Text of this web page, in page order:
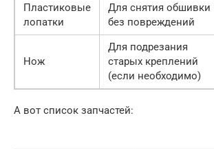
Пластиковые
лопатки
Для снятия обшивки
без повреждений
Нож
Для подрезания
старых креплений
(если необходимо)
А вот список запчастей: